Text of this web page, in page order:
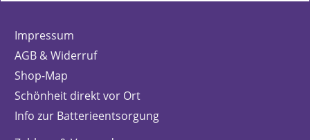
Impressum
AGB & Widerruf
Shop-Map
Schönheit direkt vor Ort
Info zur Batterieentsorgung